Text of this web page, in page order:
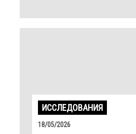
ИССЛЕДОВАНИЯ
18/05/2026